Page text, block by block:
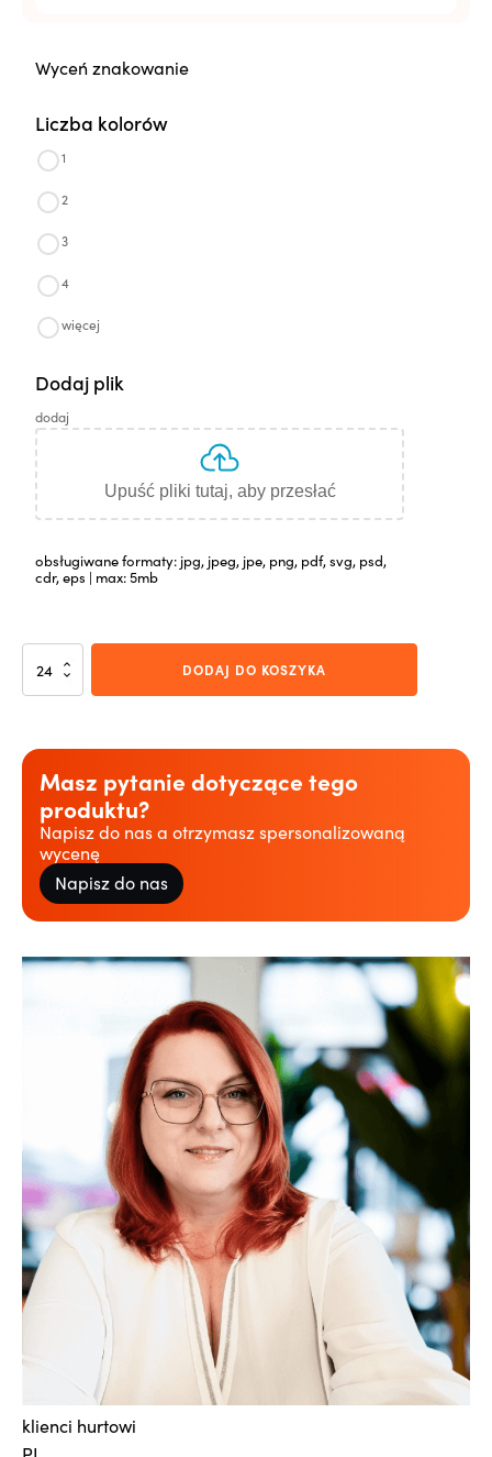
Wyceń znakowanie
Liczba kolorów
1
2
3
4
więcej
Dodaj plik
dodaj
Upuść pliki tutaj, aby przesłać
obsługiwane formaty: jpg, jpeg, jpe, png, pdf, svg, psd,
cdr, eps | max: 5mb
ilość
Salzburg
DODAJ DO KOSZYKA
Masz pytanie dotyczące tego
produktu?
Napisz do nas a otrzymasz spersonalizowaną
wycenę
Napisz do nas
klienci hurtowi